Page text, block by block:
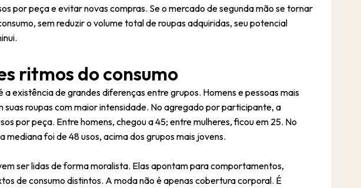
por peça e evitar novas compras. Se o mercado de segunda mão se tornar
sem reduzir o volume total de roupas adquiridas, seu potencial
ritmos do consumo
existência de grandes diferenças entre grupos. Homens e pessoas mais
suas roupas com maior intensidade. No agregado por participante, a
por peça. Entre homens, chegou a 45; entre mulheres, ficou em 25. No
mediana foi de 48 usos, acima dos grupos mais jovens.
ser lidas de forma moralista. Elas apontam para comportamentos,
de consumo distintos. A moda não é apenas cobertura corporal. É